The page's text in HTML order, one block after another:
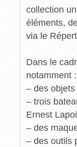
collection
éléments,
via le
Dans le
notamment :
– des
– trois
Ernest
– des
– des outils